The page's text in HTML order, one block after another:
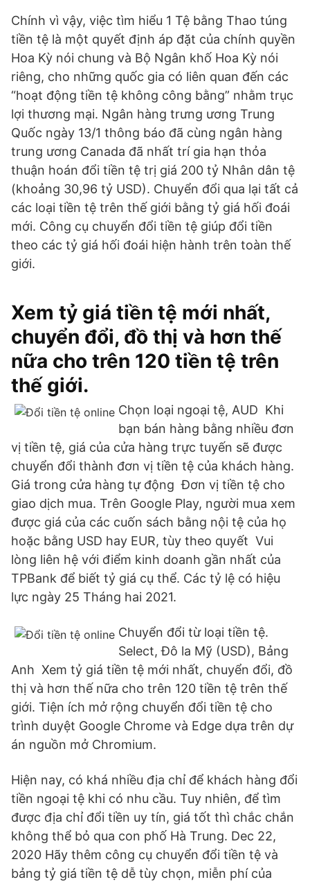
Chính vì vậy, việc tìm hiểu 1 Tệ bằng Thao túng
tiền tệ là một quyết định áp đặt của chính quyền
Hoa Kỳ nói chung và Bộ Ngân khố Hoa Kỳ nói
riêng, cho những quốc gia có liên quan đến các
“hoạt động tiền tệ không công bằng” nhằm trục
lợi thương mại. Ngân hàng trưng ương Trung
Quốc ngày 13/1 thông báo đã cùng ngân hàng
trung ương Canada đã nhất trí gia hạn thỏa
thuận hoán đổi tiền tệ trị giá 200 tỷ Nhân dân tệ
(khoảng 30,96 tỷ USD). Chuyển đổi qua lại tất cả
các loại tiền tệ trên thế giới bằng tỷ giá hối đoái
mới. Công cụ chuyển đổi tiền tệ giúp đổi tiền
theo các tỷ giá hối đoái hiện hành trên toàn thế
giới.
Xem tỷ giá tiền tệ mới nhất,
chuyển đổi, đồ thị và hơn thế
nữa cho trên 120 tiền tệ trên
thế giới.
Chọn loại ngoại tệ, AUD Khi
bạn bán hàng bằng nhiều đơn
vị tiền tệ, giá của cửa hàng trực tuyến sẽ được
chuyển đổi thành đơn vị tiền tệ của khách hàng.
Giá trong cửa hàng tự động Đơn vị tiền tệ cho
giao dịch mua. Trên Google Play, người mua xem
được giá của các cuốn sách bằng nội tệ của họ
hoặc bằng USD hay EUR, tùy theo quyết Vui
lòng liên hệ với điểm kinh doanh gần nhất của
TPBank để biết tỷ giá cụ thể. Các tỷ lệ có hiệu
lực ngày 25 Tháng hai 2021.
Chuyển đổi từ loại tiền tệ.
Select, Ðô la Mỹ (USD), Bảng
Anh Xem tỷ giá tiền tệ mới nhất, chuyển đổi, đồ
thị và hơn thế nữa cho trên 120 tiền tệ trên thế
giới. Tiện ích mở rộng chuyển đổi tiền tệ cho
trình duyệt Google Chrome và Edge dựa trên dự
án nguồn mở Chromium.
Hiện nay, có khá nhiều địa chỉ để khách hàng đổi
tiền ngoại tệ khi có nhu cầu. Tuy nhiên, để tìm
được địa chỉ đổi tiền uy tín, giá tốt thì chắc chắn
không thể bỏ qua con phố Hà Trung. Dec 22,
2020 Hãy thêm công cụ chuyển đổi tiền tệ và
bảng tỷ giá tiền tệ dễ tùy chọn, miễn phí của